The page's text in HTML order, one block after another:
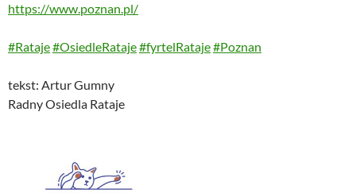
https://www.poznan.pl/
#Rataje#OsiedleRataje#fyrtelRataje#Poznan
tekst: Artur Gumny
Radny Osiedla Rataje